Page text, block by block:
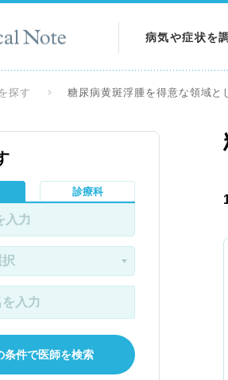
病気や症状を
探す 糖尿病黄斑浮腫を得意な領域と
診療科
条件で医師を検索